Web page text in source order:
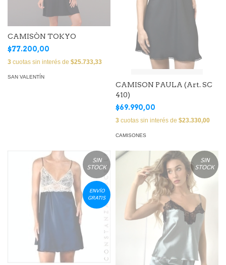
CAMISÒN TOKYO
$77.200,00
3 cuotas sin interés de $25.733,33
SAN VALENTÍN
CAMISON PAULA (Art. SC
410)
$69.990,00
3 cuotas sin interés de $23.330,00
CAMISONES
SIN
STOCK
ENVÍO
GRATIS
SIN
STOCK